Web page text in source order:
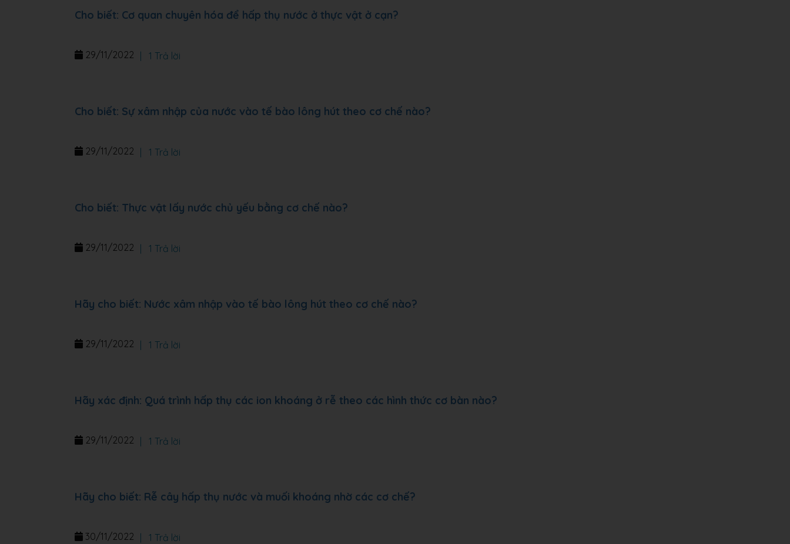
Cho biết: Cơ quan chuyên hóa để hấp thụ nước ở thực vật ở cạn?
29/11/2022 1 Trả lời
Cho biết: Sự xâm nhập của nước vào tế bào lông hút theo cơ chế nào?
29/11/2022 1 Trả lời
Cho biết: Thực vật lấy nước chủ yếu bằng cơ chế nào?
29/11/2022 1 Trả lời
Hãy cho biết: Nước xâm nhập vào tế bào lông hút theo cơ chế nào?
29/11/2022 1 Trả lời
Hãy xác định: Quá trình hấp thụ các ion khoáng ở rễ theo các hình thức cơ bàn nào?
29/11/2022 1 Trả lời
Hãy cho biết: Rễ cây hấp thụ nước và muối khoáng nhờ các cơ chế?
30/11/2022 1 Trả lời